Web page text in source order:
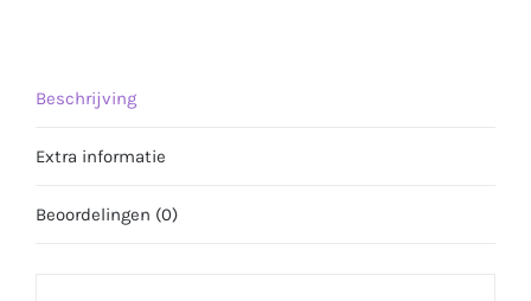
Beschrijving
Extra informatie
Beoordelingen (0)